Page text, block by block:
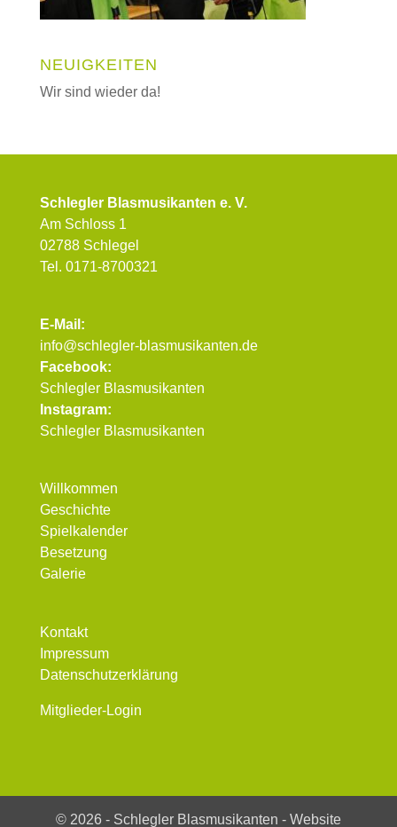
NEUIGKEITEN
Wir sind wieder da!
Schlegler Blasmusikanten e. V.
Am Schloss 1
02788 Schlegel
Tel. 0171-8700321
E-Mail:
info@schlegler-blasmusikanten.de
Facebook:
Schlegler Blasmusikanten
Instagram:
Schlegler Blasmusikanten
Willkommen
Geschichte
Spielkalender
Besetzung
Galerie
Kontakt
Impressum
Datenschutzerklärung
Mitglieder-Login
© 2026 - Schlegler Blasmusikanten - Website